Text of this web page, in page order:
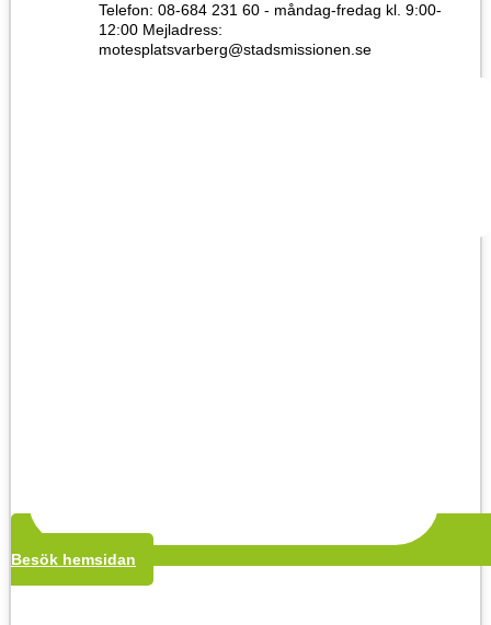
Telefon: 08-684 231 60 - måndag-fredag kl. 9:00-
12:00 Mejladress:
motesplatsvarberg@stadsmissionen.se
Besök hemsidan